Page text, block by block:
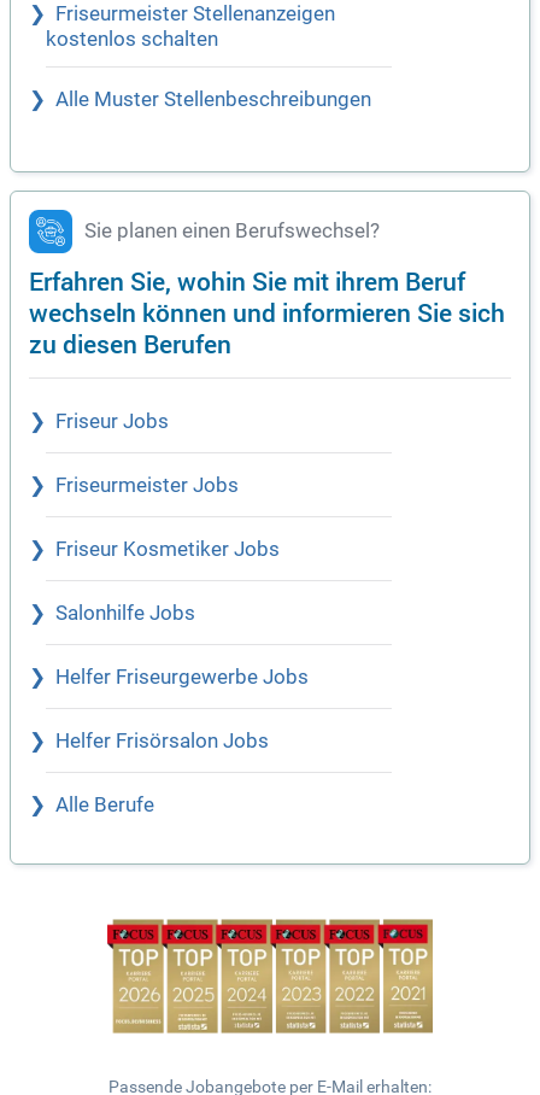
Friseurmeister Stellenanzeigen
kostenlos schalten
Alle Muster Stellenbeschreibungen
Sie planen einen Berufswechsel?
Erfahren Sie, wohin Sie mit ihrem Beruf
wechseln können und informieren Sie sich
zu diesen Berufen
Friseur Jobs
Friseurmeister Jobs
Friseur Kosmetiker Jobs
Salonhilfe Jobs
Helfer Friseurgewerbe Jobs
Helfer Frisörsalon Jobs
Alle Berufe
Passende Jobangebote per E-Mail erhalten: